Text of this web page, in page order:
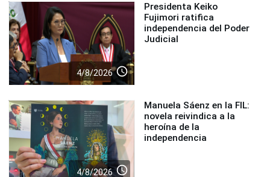
4/8/2026 access_time
Presidenta Keiko
Fujimori ratifica
independencia del Poder
Judicial
4/8/2026 access_time
Manuela Sáenz en la FIL:
novela reivindica a la
heroína de la
independencia